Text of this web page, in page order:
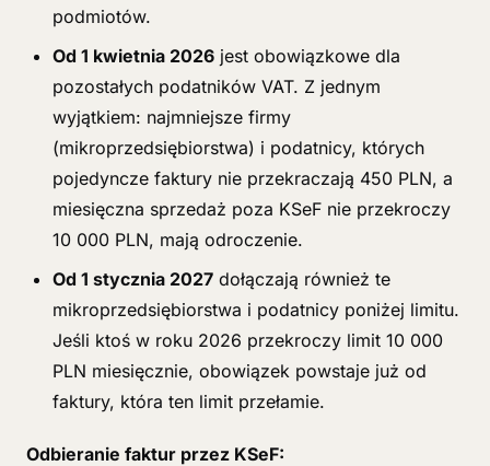
podmiotów.
Od 1 kwietnia 2026 jest obowiązkowe dla
pozostałych podatników VAT. Z jednym
wyjątkiem: najmniejsze firmy
(mikroprzedsiębiorstwa) i podatnicy, których
pojedyncze faktury nie przekraczają 450 PLN, a
miesięczna sprzedaż poza KSeF nie przekroczy
10 000 PLN, mają odroczenie.
Od 1 stycznia 2027 dołączają również te
mikroprzedsiębiorstwa i podatnicy poniżej limitu.
Jeśli ktoś w roku 2026 przekroczy limit 10 000
PLN miesięcznie, obowiązek powstaje już od
faktury, która ten limit przełamie.
Odbieranie faktur przez KSeF: